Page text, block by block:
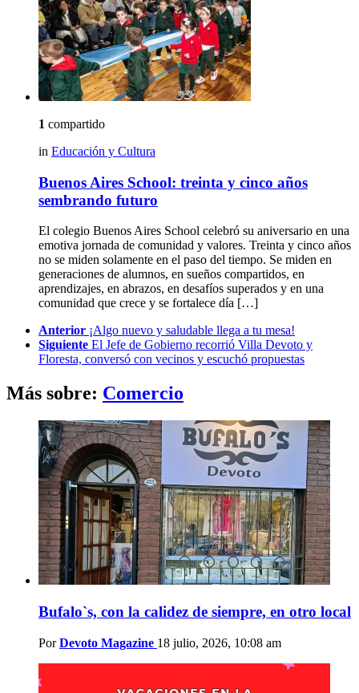
1 compartido
in Educación y Cultura
Buenos Aires School: treinta y cinco años
sembrando futuro
El colegio Buenos Aires School celebró su aniversario en una
emotiva jornada de comunidad y valores. Treinta y cinco años
no se miden solamente en el paso del tiempo. Se miden en
generaciones de alumnos, en sueños compartidos, en
aprendizajes, en abrazos, en desafíos superados y en una
comunidad que crece y se fortalece día […]
more
Anterior ¡Algo nuevo y saludable llega a tu mesa!
Siguiente El Jefe de Gobierno recorrió Villa Devoto y
Floresta, conversó con vecinos y escuchó propuestas
Más sobre: Comercio
Bufalo`s, con la calidez de siempre, en otro local
Por Devoto Magazine 18 julio, 2026, 10:08 am